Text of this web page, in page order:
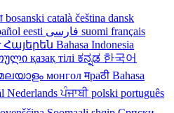
bosanski català čeština dansk
eesti suomi français
Հայերեն Bahasa Indonesia
қазақ тілі ಕನ್ನಡ 한국어
монголमраठी Bahasa
Nederlandsਪੰਜਾਬੀpolski português